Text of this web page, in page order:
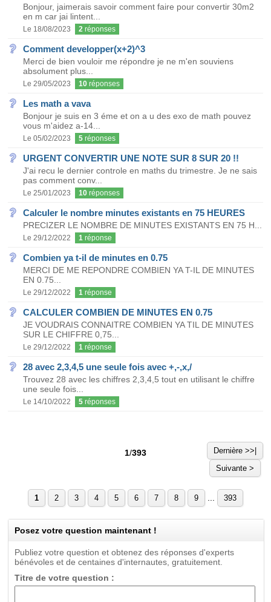
Bonjour, jaimerais savoir comment faire pour convertir 30m2
en m car jai lintent...
Le 18/08/2023 2 réponses
Comment developper(x+2)^3
Merci de bien vouloir me répondre je ne m'en souviens
absolument plus...
Le 29/05/2023 10 réponses
Les math a vava
Bonjour je suis en 3 éme et on a u des exo de math pouvez
vous m'aidez a-14...
Le 05/02/2023 5 réponses
URGENT CONVERTIR UNE NOTE SUR 8 SUR 20 !!
J'ai recu le dernier controle en maths du trimestre. Je ne sais
pas comment conv...
Le 25/01/2023 10 réponses
Calculer le nombre minutes existants en 75 HEURES
PRECIZER LE NOMBRE DE MINUTES EXISTANTS EN 75 H...
Le 29/12/2022 1 réponse
Combien ya t-il de minutes en 0.75
MERCI DE ME REPONDRE COMBIEN YA T-IL DE MINUTES
EN 0.75...
Le 29/12/2022 1 réponse
CALCULER COMBIEN DE MINUTES EN 0.75
JE VOUDRAIS CONNAITRE COMBIEN YA TIL DE MINUTES
SUR LE CHIFFRE 0,75...
Le 29/12/2022 1 réponse
28 avec 2,3,4,5 une seule fois avec +,-,x,/
Trouvez 28 avec les chiffres 2,3,4,5 tout en utilisant le chiffre
une seule fois...
Le 14/10/2022 5 réponses
1/393
Dernière >>|
Suivante >
1 2 3 4 5 6 7 8 9 393
Posez votre question maintenant !
Publiez votre question et obtenez des réponses d'experts
bénévoles et de centaines d'internautes, gratuitement.
Titre de votre question :